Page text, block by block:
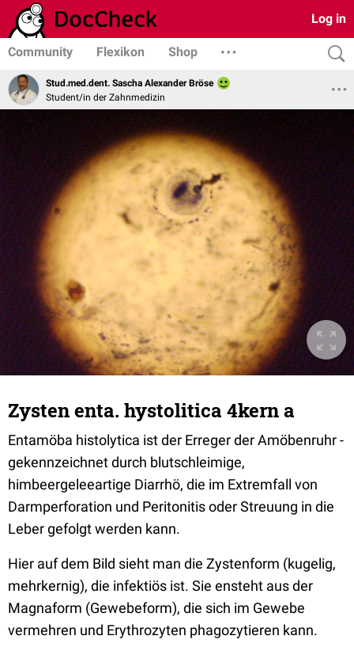
Log in
Community Flexikon Shop
Stud.med.dent. Sascha Alexander Bröse
Student/in der Zahnmedizin
Zysten enta. hystolitica 4kern a
Entamöba histolytica ist der Erreger der Amöbenruhr -
gekennzeichnet durch blutschleimige,
himbeergeleeartige Diarrhö, die im Extremfall von
Darmperforation und Peritonitis oder Streuung in die
Leber gefolgt werden kann.
Hier auf dem Bild sieht man die Zystenform (kugelig,
mehrkernig), die infektiös ist. Sie ensteht aus der
Magnaform (Gewebeform), die sich im Gewebe
vermehren und Erythrozyten phagozytieren kann.